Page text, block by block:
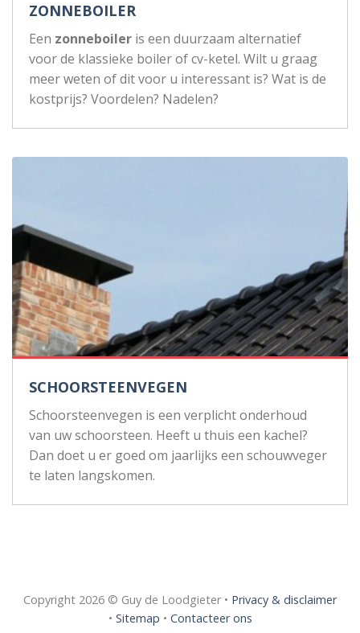
ZONNEBOILER
Een zonneboiler is een duurzaam alternatief
voor de klassieke boiler of cv-ketel. Wilt u graag
meer weten of dit voor u interessant is? Wat is de
kostprijs? Voordelen? Nadelen?
SCHOORSTEENVEGEN
Schoorsteenvegen is een verplicht onderhoud
van uw schoorsteen. Heeft u thuis een kachel?
Dan doet u er goed om jaarlijks een schouwveger
te laten langskomen.
Copyright 2026 © Guy de Loodgieter • Privacy & disclaimer
• Sitemap • Contacteer ons